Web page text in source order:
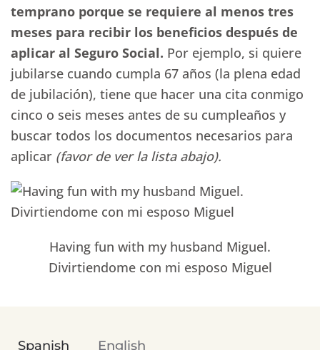
temprano porque se requiere al menos tres
meses para recibir los beneficios después de
aplicar al Seguro Social. Por ejemplo, si quiere
jubilarse cuando cumpla 67 años (la plena edad
de jubilación), tiene que hacer una cita conmigo
cinco o seis meses antes de su cumpleaños y
buscar todos los documentos necesarios para
aplicar (favor de ver la lista abajo).
Having fun with my husband Miguel.
Divirtiendome con mi esposo Miguel
Spanish English